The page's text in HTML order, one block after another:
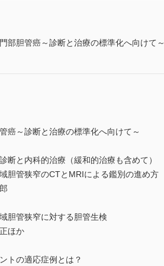
部胆管癌～診断と治療の標準化へ向けて～
癌～診断と治療の標準化へ向けて～
断と内科的治療（緩和的治療も含めて）
胆管狭窄のCTとMRIによる鑑別の進め方
胆管狭窄に対する胆管生検
ほか
トの適応症例とは？